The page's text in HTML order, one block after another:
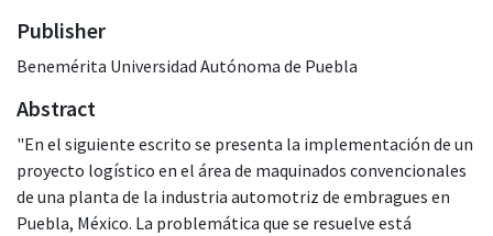
Publisher
Benemérita Universidad Autónoma de Puebla
Abstract
"En el siguiente escrito se presenta la implementación de un
proyecto logístico en el área de maquinados convencionales
de una planta de la industria automotriz de embragues en
Puebla, México. La problemática que se resuelve está